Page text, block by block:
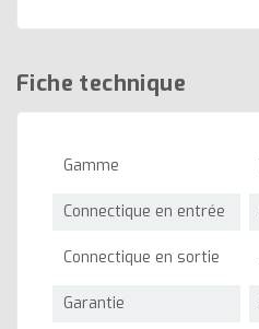
Fiche technique
Gamme
Connectique en entrée
Connectique en sortie
Garantie